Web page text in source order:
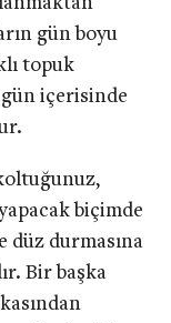
gün boyu
topuk
içerisinde
biçimde
düz durmasına
Bir başka